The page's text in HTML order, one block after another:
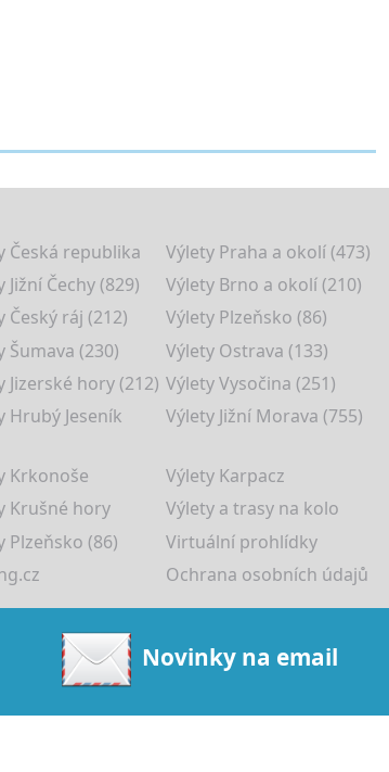
Česká republika
Výlety Praha a okolí (473)
Jižní Čechy (829)
Výlety Brno a okolí (210)
Český ráj (212)
Výlety Plzeňsko (86)
Šumava (230)
Výlety Ostrava (133)
Jizerské hory (212) Výlety Vysočina (251)
Hrubý Jeseník
Výlety Jižní Morava (755)
Krkonoše
Výlety Karpacz
Krušné hory
Výlety a trasy na kolo
Plzeňsko (86)
Virtuální prohlídky
Ochrana osobních údajů
Novinky na email